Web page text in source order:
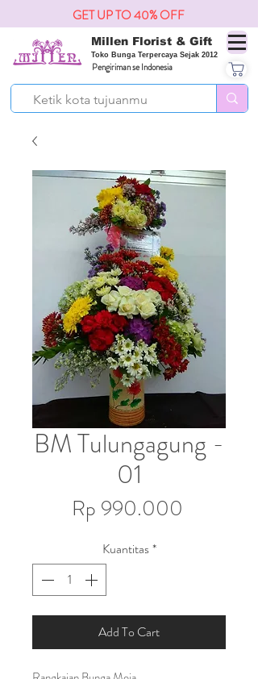
Millen Florist & Gift
Toko Bunga Terpercaya Sejak 2012
Pengiriman se Indonesia
GET UP TO 40% OFF
BM Tulungagung -
01
Rp 990.000
Kuantitas*
Add To Cart